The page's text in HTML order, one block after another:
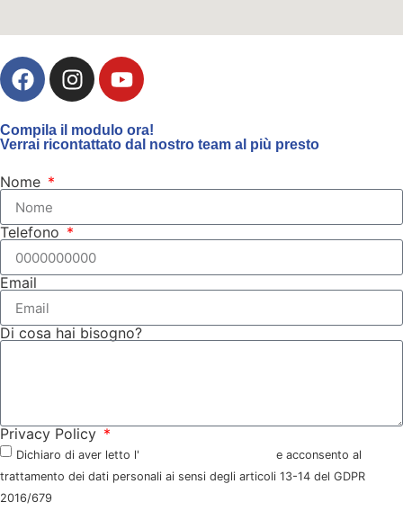
Compila il modulo ora!
Verrai ricontattato dal nostro team al più presto
Nome
Telefono
Email
Di cosa hai bisogno?
Privacy Policy
Dichiaro di aver letto l'
e acconsento al
trattamento dei dati personali ai sensi degli articoli 13-14 del GDPR
2016/679